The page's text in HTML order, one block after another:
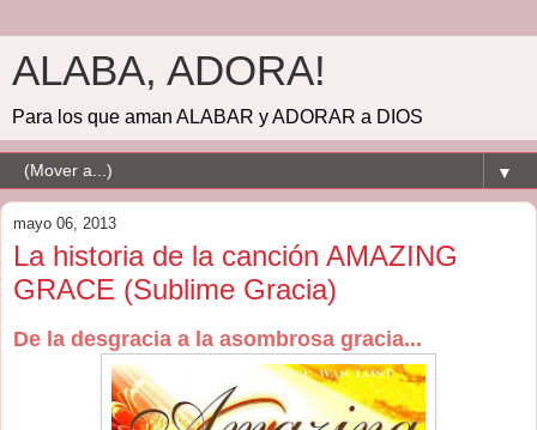
ALABA, ADORA!
Para los que aman ALABAR y ADORAR a DIOS
▼
mayo 06, 2013
La historia de la canción AMAZING
GRACE (Sublime Gracia)
De la desgracia a la asombrosa gracia...